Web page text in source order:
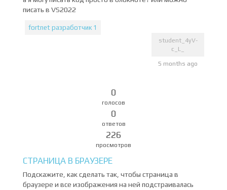
писать в VS2022
fortnet разработчик 1
student_4yV-
c_L_
5 months ago
0
голосов
0
ответов
226
просмотров
СТРАНИЦА В БРАУЗЕРЕ
Подскажите, как сделать так, чтобы страница в
браузере и все изображения на ней подстраивалась